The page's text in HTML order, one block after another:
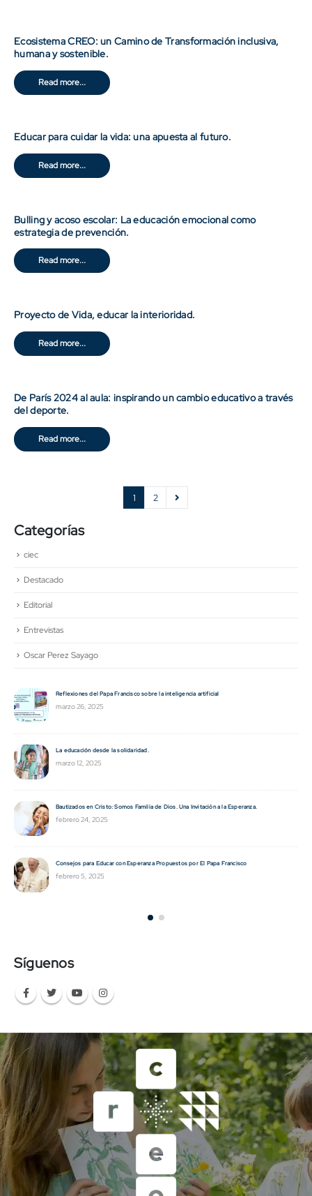
Ecosistema CREO: un Camino de Transformación inclusiva,
humana y sostenible.
Read more...
Educar para cuidar la vida: una apuesta al futuro.
Read more...
Bulling y acoso escolar: La educación emocional como
estrategia de prevención.
Read more...
Proyecto de Vida, educar la interioridad.
Read more...
De París 2024 al aula: inspirando un cambio educativo a través
del deporte.
Read more...
1 2
Categorías
ciec
Destacado
Editorial
Entrevistas
Oscar Perez Sayago
El manejo y el conocimiento de las emociones y cómo influyen en la elección del
proyecto de vida
Ecosistema CREO: un Camino de Transformación inclusiva, humana y sostenible.
noviembre 29, 2024
Educar para cuidar la vida: una apuesta al futuro.
noviembre 29, 2024
Bulling y acoso escolar: La educación emocional como estrategia de prevención.
noviembre 14, 2024
Síguenos